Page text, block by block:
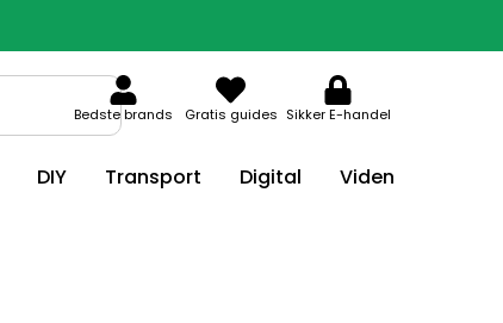
Bedste brands Gratis guides Sikker E-handel
DIY Transport Digital Viden